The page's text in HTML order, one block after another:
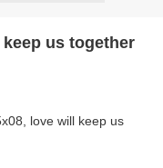
us together